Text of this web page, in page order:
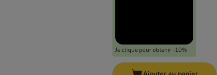
Je clique pour obtenir -10%